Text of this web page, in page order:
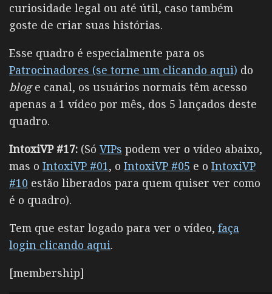
curiosidade legal ou até útil, caso também
goste de criar suas histórias.
Esse quadro é especialmente para os
Patrocinadores (se torne um clicando aqui) do
bloge canal, os usuários normais têm acesso
apenas a 1 vídeo por mês, dos 5 lançados deste
quadro.
IntoxiVP #17: (Só VIPs podem ver o vídeo abaixo,
mas o IntoxiVP #01, o IntoxiVP #05 e o IntoxiVP
#10 estão liberados para quem quiser ver como
é o quadro).
Tem que estar logado para ver o vídeo, faça
login clicando aqui.
[membership]